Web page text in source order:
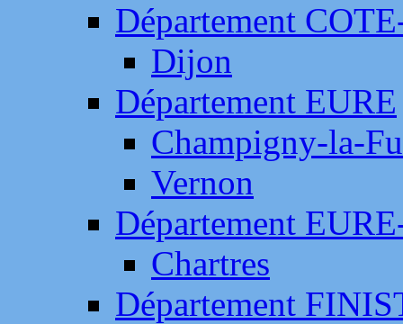
Département
Dijon
Département EURE
Champigny-la-
Vernon
Département
Chartres
Département